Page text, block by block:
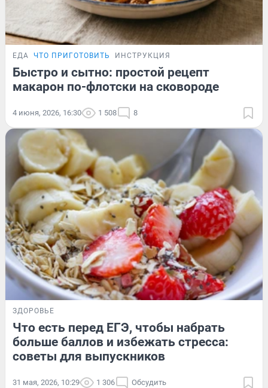
ЕДА ЧТО ПРИГОТОВИТЬ ИНСТРУКЦИЯ
Быстро и сытно: простой рецепт
макарон по-флотски на сковороде
4 июня, 2026, 16:30 1 508 8
ЗДОРОВЬЕ
Что есть перед ЕГЭ, чтобы набрать
больше баллов и избежать стресса:
советы для выпускников
31 мая, 2026, 10:29 1 306 Обсудить